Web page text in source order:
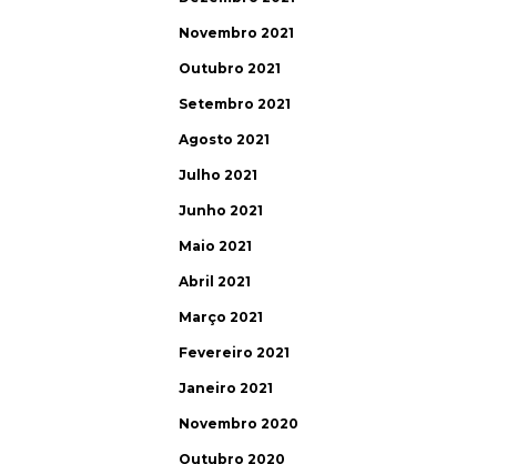
Novembro 2021
Outubro 2021
Setembro 2021
Agosto 2021
Julho 2021
Junho 2021
Maio 2021
Abril 2021
Março 2021
Fevereiro 2021
Janeiro 2021
Novembro 2020
Outubro 2020